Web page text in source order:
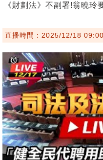
《財劃法》不副署!翁曉玲
直播時間：2025/12/18 09:00